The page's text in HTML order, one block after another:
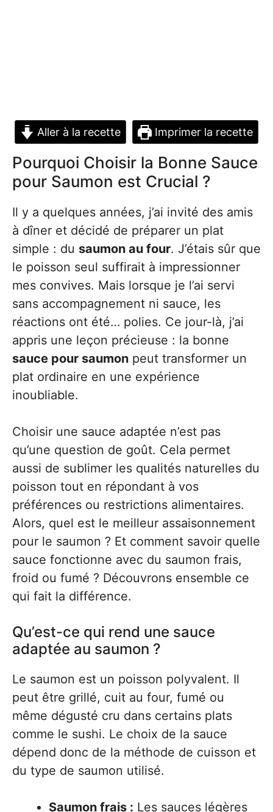
Aller à la recette Imprimer la recette
Pourquoi Choisir la Bonne Sauce
pour Saumon est Crucial ?
Il y a quelques années, j’ai invité des amis
à dîner et décidé de préparer un plat
simple : du saumon au four. J’étais sûr que
le poisson seul suffirait à impressionner
mes convives. Mais lorsque je l’ai servi
sans accompagnement ni sauce, les
réactions ont été… polies. Ce jour-là, j’ai
appris une leçon précieuse : la bonne
sauce pour saumon peut transformer un
plat ordinaire en une expérience
inoubliable.
Choisir une sauce adaptée n’est pas
qu’une question de goût. Cela permet
aussi de sublimer les qualités naturelles du
poisson tout en répondant à vos
préférences ou restrictions alimentaires.
Alors, quel est le meilleur assaisonnement
pour le saumon ? Et comment savoir quelle
sauce fonctionne avec du saumon frais,
froid ou fumé ? Découvrons ensemble ce
qui fait la différence.
Qu’est-ce qui rend une sauce
adaptée au saumon ?
Le saumon est un poisson polyvalent. Il
peut être grillé, cuit au four, fumé ou
même dégusté cru dans certains plats
comme le sushi. Le choix de la sauce
dépend donc de la méthode de cuisson et
du type de saumon utilisé.
Saumon frais : Les sauces légères